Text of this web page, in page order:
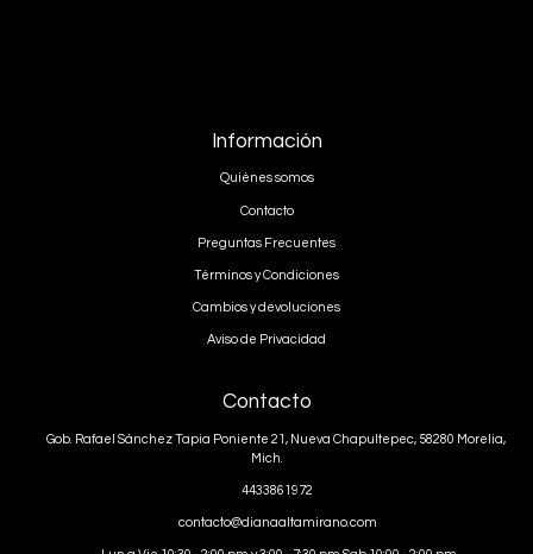
Información
Quiénes somos
Contacto
Preguntas Frecuentes
Términos y Condiciones
Cambios y devoluciones
Aviso de Privacidad
Contacto
Gob. Rafael Sánchez Tapia Poniente 21, Nueva Chapultepec, 58280 Morelia,
Mich.
4433861972
contacto@dianaaltamirano.com